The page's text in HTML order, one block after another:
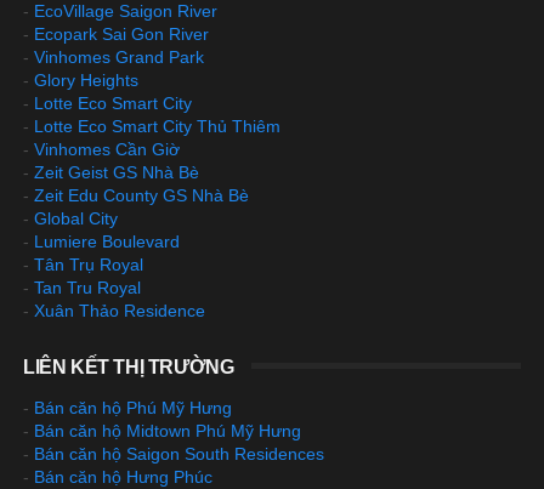
- EcoVillage Saigon River
- Ecopark Sai Gon River
- Vinhomes Grand Park
- Glory Heights
- Lotte Eco Smart City
- Lotte Eco Smart City Thủ Thiêm
- Vinhomes Cần Giờ
- Zeit Geist GS Nhà Bè
- Zeit Edu County GS Nhà Bè
- Global City
- Lumiere Boulevard
- Tân Trụ Royal
- Tan Tru Royal
- Xuân Thảo Residence
LIÊN KẾT THỊ TRƯỜNG
- Bán căn hộ Phú Mỹ Hưng
- Bán căn hộ Midtown Phú Mỹ Hưng
- Bán căn hộ Saigon South Residences
- Bán căn hộ Hưng Phúc